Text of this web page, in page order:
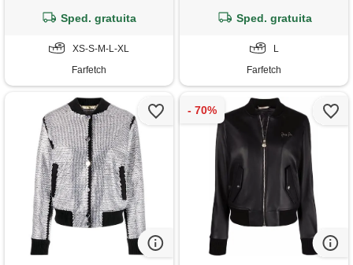
Sped. gratuita
XS-S-M-L-XL
Farfetch
Sped. gratuita
L
Farfetch